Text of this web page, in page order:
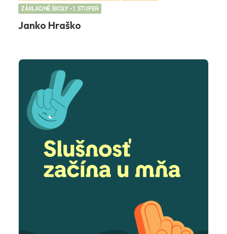
ZÁKLADNÉ ŠKOLY - 1. STUPEŇ
Janko Hraško